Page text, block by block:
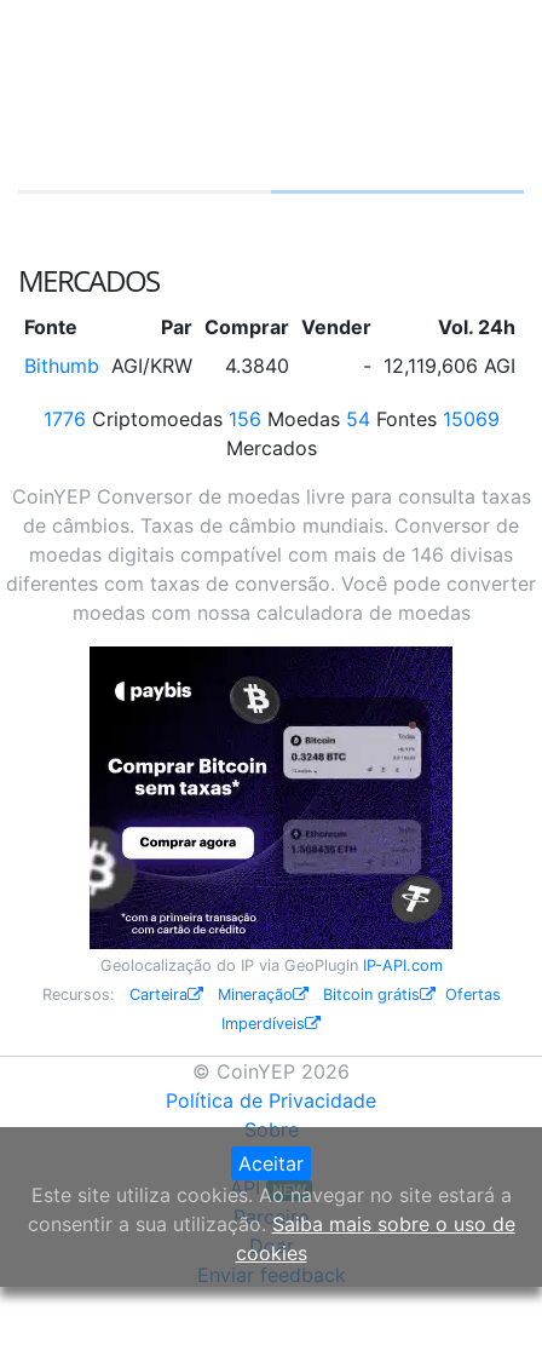
MERCADOS
Fonte Par Comprar Vender Vol. 24h
Bithumb AGI/KRW 4.3840 - 12,119,606 AGI
1776 Criptomoedas 156 Moedas 54Fontes 15069
Mercados
CoinYEP Conversor de moedas livre para consulta taxas
de câmbios. Taxas de câmbio mundiais. Conversor de
moedas digitais compatível com mais de 146 divisas
diferentes com taxas de conversão. Você pode converter
moedas com nossa calculadora de moedas
Geolocalização do IP via GeoPlugin IP-API.com
Recursos: Carteira Mineração Bitcoin grátis
Ofertas
Imperdíveis
© CoinYEP 2026
Política de Privacidade
Sobre
Widget
API NEW
Parceiro
Doar
Enviar feedback
Aceitar
Este site utiliza cookies. Ao navegar no site estará a
consentir a sua utilização.Saiba mais sobre o uso de
cookies